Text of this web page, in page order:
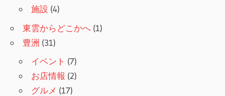
施設 (4)
東雲からどこかへ (1)
豊洲 (31)
イベント (7)
お店情報 (2)
グルメ (17)